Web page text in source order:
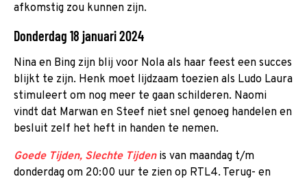
afkomstig zou kunnen zijn.
Donderdag 18 januari 2024
Nina en Bing zijn blij voor Nola als haar feest een succes
blijkt te zijn. Henk moet lijdzaam toezien als Ludo Laura
stimuleert om nog meer te gaan schilderen. Naomi
vindt dat Marwan en Steef niet snel genoeg handelen en
besluit zelf het heft in handen te nemen.
Goede Tijden, Slechte Tijdenis van maandag t/m
donderdag om 20:00 uur te zien op RTL4. Terug- en